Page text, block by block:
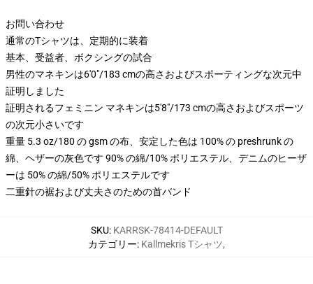
お問い合わせ
通常のTシャツは、定期的に装着
基本、受益者、ボクシングの試合
男性のマネキンは6'0"/183 cmの高さおよびスポーティングな次元中
証明しました
証明されるフェミニン マネキンは5'8"/173 cmの高さおよびスポーツ
の次元小さいです
重量 5.3 oz/180 の gsm の布、安定した色は 100% の preshrunk の
綿、ヘザーの灰色です 90% の綿/10% ポリエステル、デニムのヒーザ
ーは 50% の綿/50% ポリエステルです
二重針の裾および丈夫さのための首バンド
SKU: KARRSK-78414-DEFAULT
カテゴリー: Kallmekris Tシャツ,